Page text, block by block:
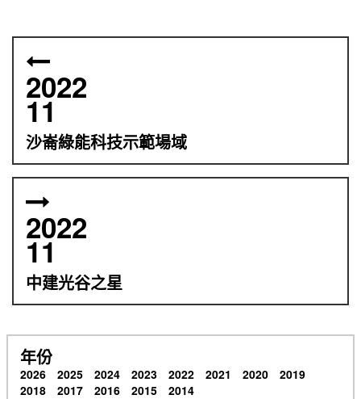
2022
11
沙崙綠能科技示範場域
2022
11
中建光谷之星
年份
2026 2025 2024 2023 2022 2021 2020
2019
2018
2017 2016 2015 2014